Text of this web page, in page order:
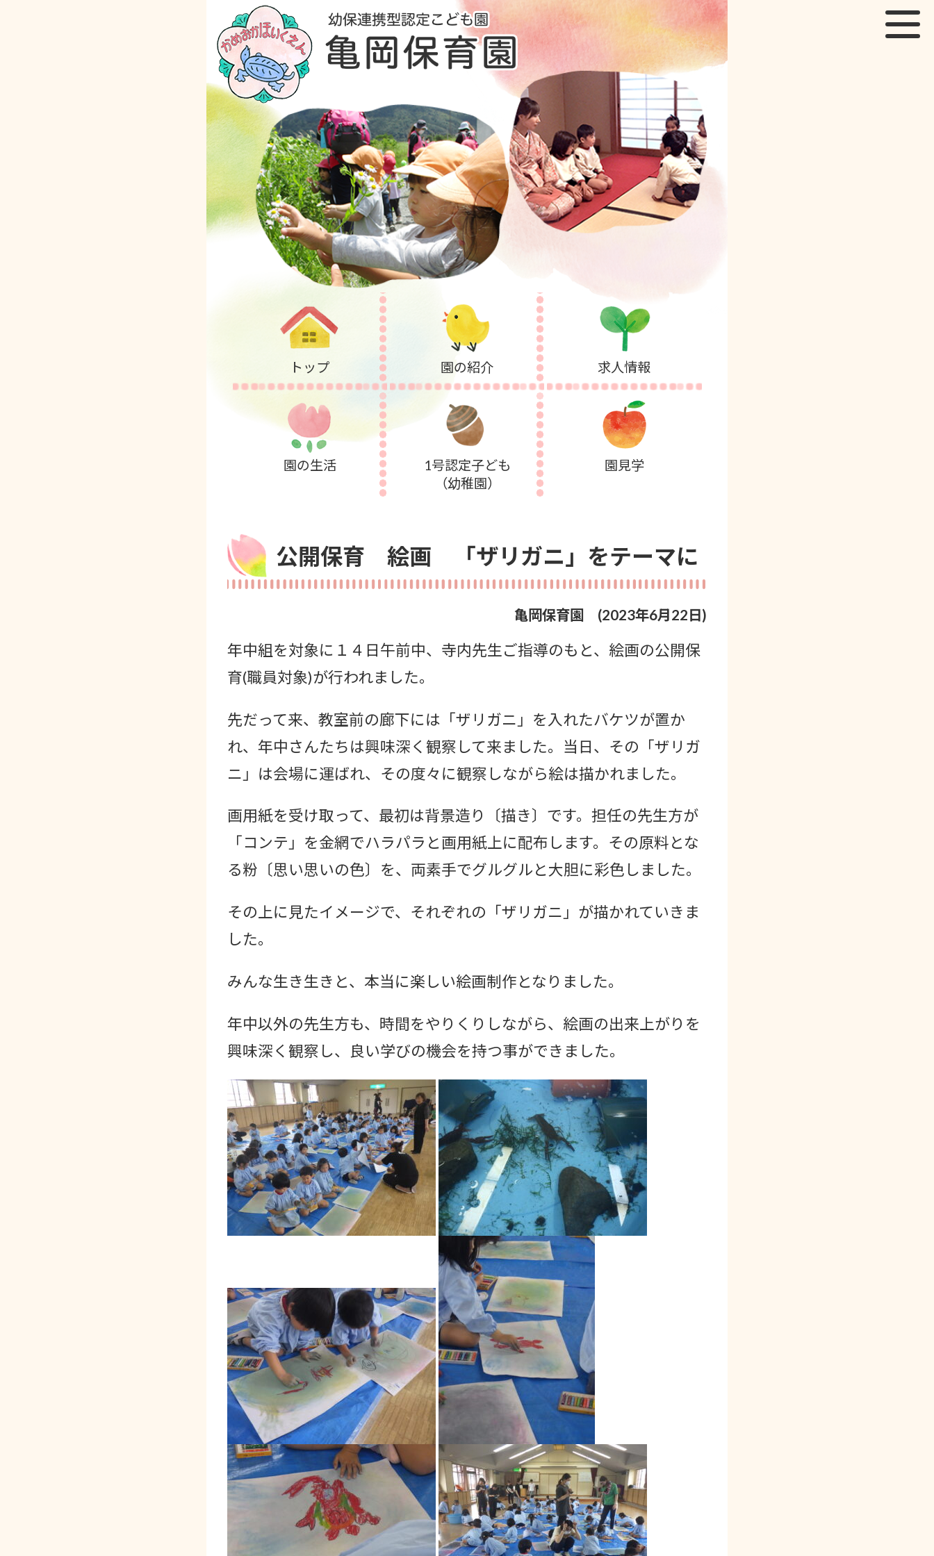
トップ 園の紹介 求人情報
園の生活
1号認定子ども
（幼稚園）
園見学
公開保育 絵画 「ザリガニ」をテーマに
亀岡保育園 (2023年6月22日)
年中組を対象に１４日午前中、寺内先生ご指導のもと、絵画の公開保
育(職員対象)が行われました。
先だって来、教室前の廊下には「ザリガニ」を入れたバケツが置か
れ、年中さんたちは興味深く観察して来ました。当日、その「ザリガ
ニ」は会場に運ばれ、その度々に観察しながら絵は描かれました。
画用紙を受け取って、最初は背景造り〔描き〕です。担任の先生方が
「コンテ」を金網でハラパラと画用紙上に配布します。その原料とな
る粉〔思い思いの色〕を、両素手でグルグルと大胆に彩色しました。
その上に見たイメージで、それぞれの「ザリガニ」が描かれていきま
した。
みんな生き生きと、本当に楽しい絵画制作となりました。
年中以外の先生方も、時間をやりくりしながら、絵画の出来上がりを
興味深く観察し、良い学びの機会を持つ事ができました。